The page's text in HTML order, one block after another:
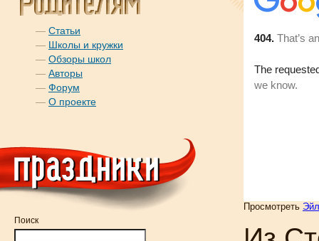
— Статьи
— Школы и кружки
— Обзоры школ
— Авторы
— Форум
— О проекте
Поиск
Просмотреть